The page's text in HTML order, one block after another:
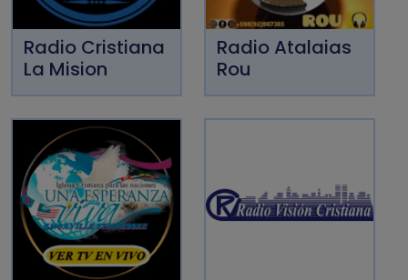
Radio Cristiana
La Mision
Radio Atalaias
Rou